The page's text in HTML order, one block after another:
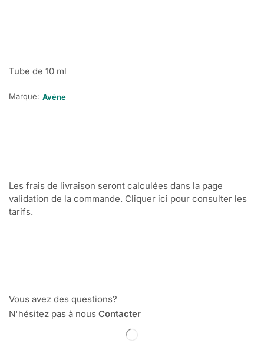
Tube de 10 ml
Marque: Avène
Les frais de livraison seront calculées dans la page
validation de la commande. Cliquer ici pour consulter les
tarifs.
Vous avez des questions?
N'hésitez pas à nous Contacter